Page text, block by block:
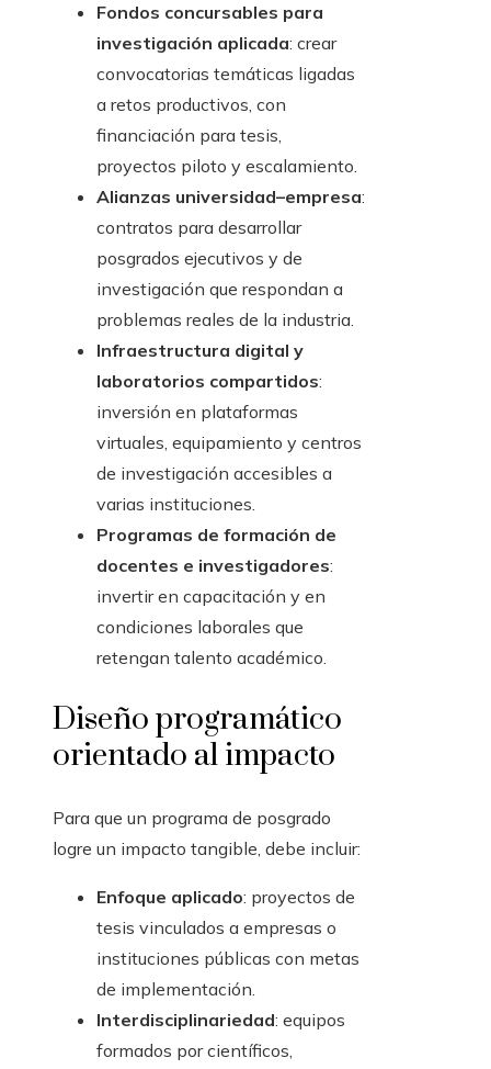
Fondos concursables para
investigación aplicada: crear
convocatorias temáticas ligadas
a retos productivos, con
financiación para tesis,
proyectos piloto y escalamiento.
Alianzas universidad–empresa:
contratos para desarrollar
posgrados ejecutivos y de
investigación que respondan a
problemas reales de la industria.
Infraestructura digital y
laboratorios compartidos:
inversión en plataformas
virtuales, equipamiento y centros
de investigación accesibles a
varias instituciones.
Programas de formación de
docentes e investigadores:
invertir en capacitación y en
condiciones laborales que
retengan talento académico.
Diseño programático
orientado al impacto
Para que un programa de posgrado
logre un impacto tangible, debe incluir:
Enfoque aplicado: proyectos de
tesis vinculados a empresas o
instituciones públicas con metas
de implementación.
Interdisciplinariedad: equipos
formados por científicos,